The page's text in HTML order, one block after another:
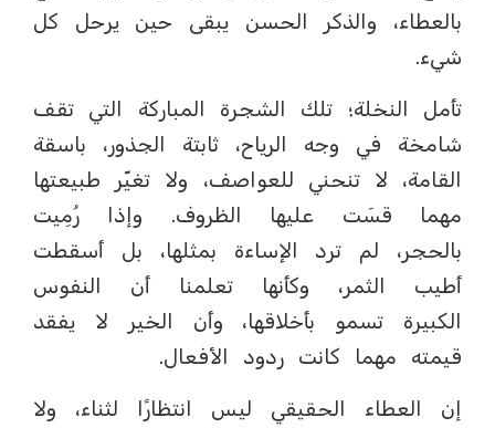
بالعطاء، والذكر الحسن يبقى حين يرحل كل
شيء.
تأمل النخلة؛ تلك الشجرة المباركة التي تقف
شامخة في وجه الرياح، ثابتة الجذور، باسقة
القامة، لا تنحني للعواصف، ولا تغيّر طبيعتها
مهما قسَت عليها الظروف. وإذا رُمِيت
بالحجر، لم ترد الإساءة بمثلها، بل أسقطت
أطيب الثمر، وكأنها تعلمنا أن النفوس
الكبيرة تسمو بأخلاقها، وأن الخير لا يفقد
قيمته مهما كانت ردود الأفعال.
إن العطاء الحقيقي ليس انتظارًا لثناء، ولا